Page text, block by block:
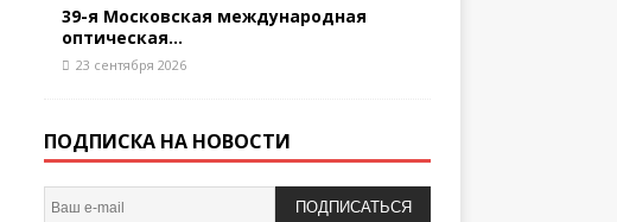
39-я Московская международная
оптическая...
23 сентября 2026
ПОДПИСКА НА НОВОСТИ
ПОДПИСАТЬСЯ